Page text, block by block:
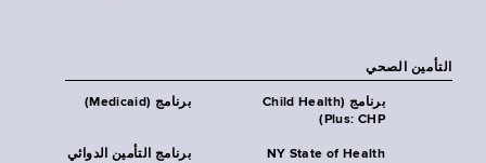
التأمين الصحي
برنامج (Medicaid)
برنامج (Child Health
Plus: CHP)
برنامج التأمين الدوائي
NY State of Health